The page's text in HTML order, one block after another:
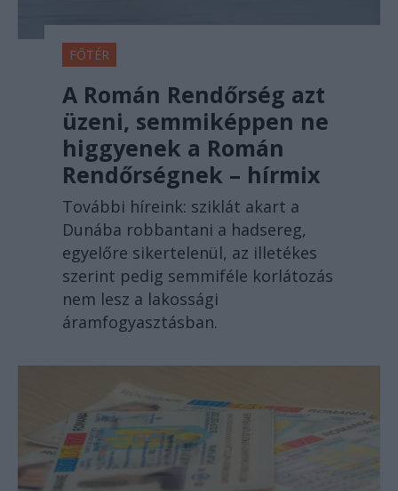
FŐTÉR
A Román Rendőrség azt
üzeni, semmiképpen ne
higgyenek a Román
Rendőrségnek – hírmix
További híreink: sziklát akart a
Dunába robbantani a hadsereg,
egyelőre sikertelenül, az illetékes
szerint pedig semmiféle korlátozás
nem lesz a lakossági
áramfogyasztásban.